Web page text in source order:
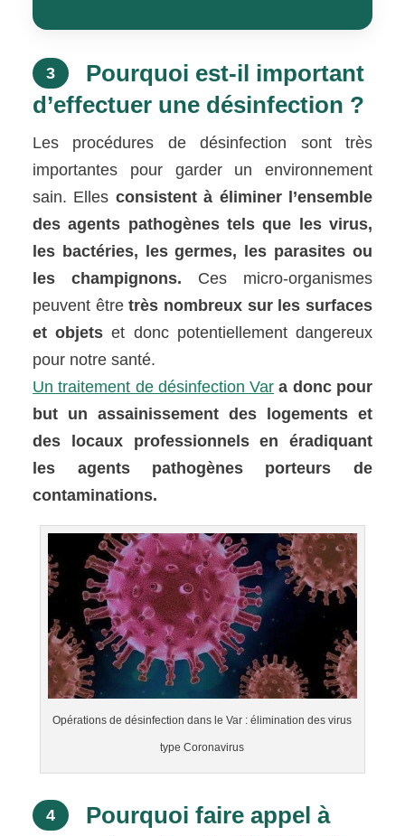
3
Pourquoi est-il important
d’effectuer une désinfection ?
Les procédures de désinfection sont très
importantes pour garder un environnement
sain. Elles consistent à éliminer l’ensemble
des agents pathogènes tels que les virus,
les bactéries, les germes, les parasites ou
les champignons. Ces micro-organismes
peuvent êtretrès nombreux sur les surfaces
et objets et donc potentiellement dangereux
pour notre santé.
Un traitement de désinfection Var a donc pour
but un assainissement des logements et
des locaux professionnels en éradiquant
les agents pathogènes porteurs de
contaminations.
Opérations de désinfection dans le Var : élimination des virus
type Coronavirus
4
Pourquoi faire appel à